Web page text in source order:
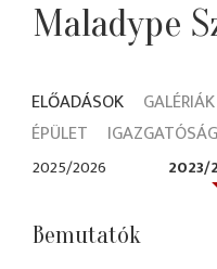
Maladype
ELŐADÁSOK GALÉRIÁK
ÉPÜLET
IGAZGATÓSÁG
2025/2026 2023/
Bemutatók